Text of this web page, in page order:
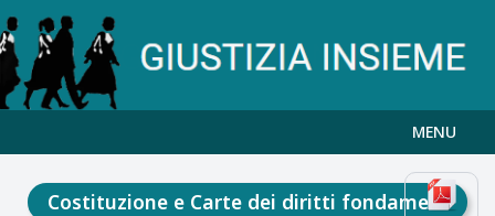
MENU
Costituzione e Carte dei diritti fondamentali